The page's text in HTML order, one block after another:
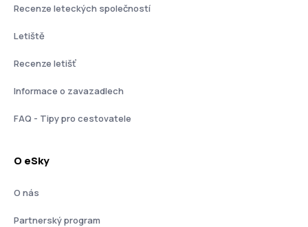
Recenze leteckých společností
Letiště
Recenze letišť
Informace o zavazadlech
FAQ - Tipy pro cestovatele
O eSky
O nás
Partnerský program